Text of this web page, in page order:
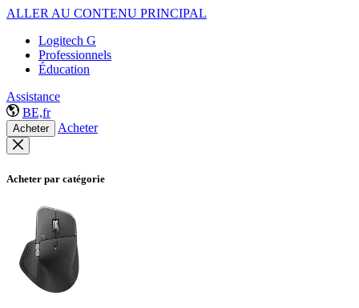
ALLER AU CONTENU PRINCIPAL
Logitech G
Professionnels
Éducation
Assistance
BE,fr
Acheter Acheter
Acheter par catégorie